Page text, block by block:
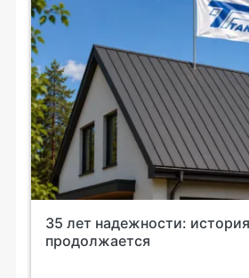
35 лет надежности:
продолжается